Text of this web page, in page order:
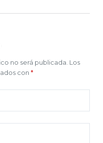
no será publicada. Los
con *